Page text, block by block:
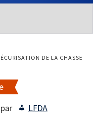
DE LA CHASSE
par LFDA